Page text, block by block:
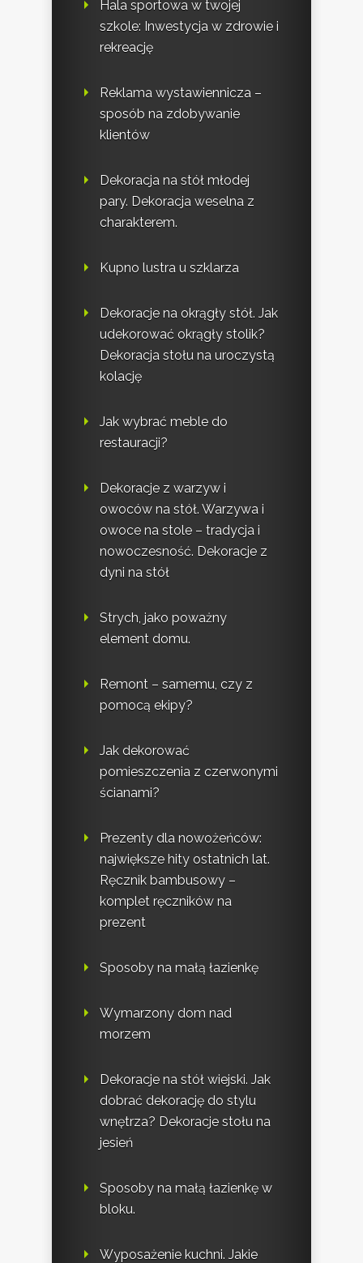
Hala sportowa w twojej
szkole: Inwestycja w zdrowie i
rekreację
Reklama wystawiennicza –
sposób na zdobywanie
klientów
Dekoracja na stół młodej
pary. Dekoracja weselna z
charakterem.
Kupno lustra u szklarza
Dekoracje na okrągły stół. Jak
udekorować okrągły stolik?
Dekoracja stołu na uroczystą
kolację
Jak wybrać meble do
restauracji?
Dekoracje z warzyw i
owoców na stół. Warzywa i
owoce na stole – tradycja i
nowoczesność. Dekoracje z
dyni na stół
Strych, jako poważny
element domu.
Remont – samemu, czy z
pomocą ekipy?
Jak dekorować
pomieszczenia z czerwonymi
ścianami?
Prezenty dla nowożeńców:
największe hity ostatnich lat.
Ręcznik bambusowy –
komplet ręczników na
prezent
Sposoby na małą łazienkę
Wymarzony dom nad
morzem
Dekoracje na stół wiejski. Jak
dobrać dekorację do stylu
wnętrza? Dekoracje stołu na
jesień
Sposoby na małą łazienkę w
bloku.
Wyposażenie kuchni. Jakie